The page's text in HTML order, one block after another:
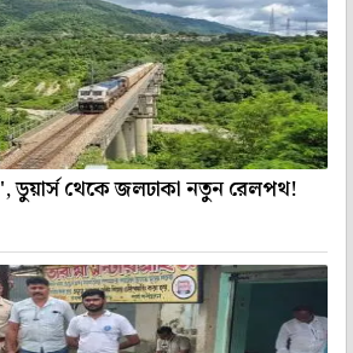
ডুয়ার্স থেকে জলঢাকা নতুন রেলপথ!